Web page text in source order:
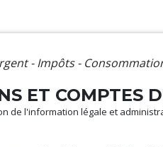
- Impôts -
ET COMPTES
de l'information légale et